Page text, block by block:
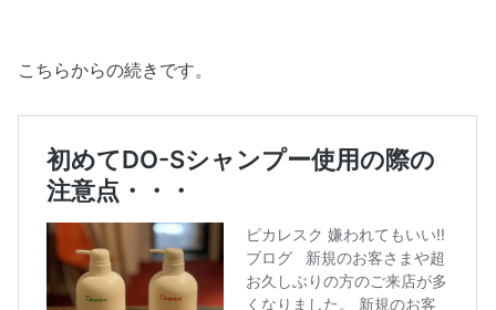
こちらからの続きです。